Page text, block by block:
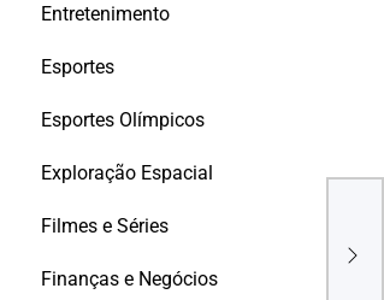
Entretenimento
Esportes
Esportes Olímpicos
Exploração Espacial
Filmes e Séries
Finanças e Negócios